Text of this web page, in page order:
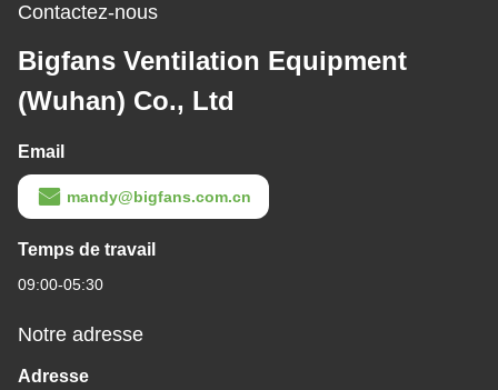
Contactez-nous
Bigfans Ventilation Equipment
(Wuhan) Co., Ltd
Email
mandy@bigfans.com.cn
Temps de travail
09:00-05:30
Notre adresse
Adresse